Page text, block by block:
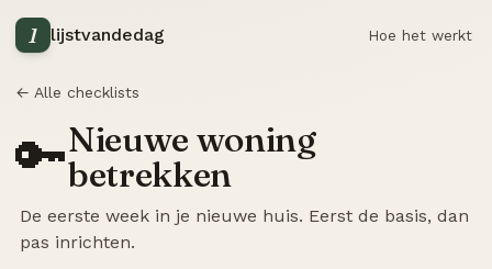
1 lijstvandedag Hoe het werkt
← Alle checklists
🔑Nieuwe woning
betrekken
De eerste week in je nieuwe huis. Eerst de basis, dan
pas inrichten.